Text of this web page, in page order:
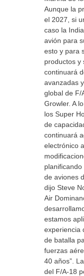
Aunque la
el 2027, si
caso la
avión para
esto y para
productos y
continuará
avanzadas
global de F/
Growler. A
los Super
de
continuará
electrónico
de aviones
dijo Steve
Air
estamos
experiencia
de batalla
fuerzas
40 años”.
del F/A-18